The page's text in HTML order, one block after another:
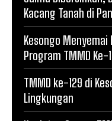
Kacang Tanah di
Kesongo
Program TMMD Ke-
TMMD ke-129 di
Lingkungan